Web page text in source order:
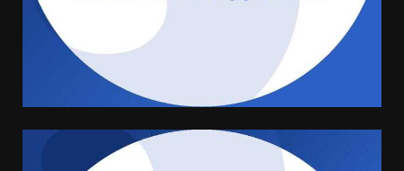
Serie D, l’Us Fasano non molla e
conferma di voler ricorrere per
ottenere l’iscrizione
ufficialmente la Festa di
Savelletri